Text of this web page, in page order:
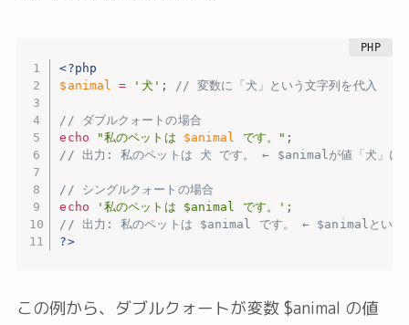
<?php
$animal
= '犬' ; // 変数に「犬」という文字列を代入
// ダブルクォートの場合
echo
"私のペットは $animal です。" ;
// 出力: 私のペットは 犬 です。 ← $animalが値「犬」に置
// シングルクォートの場合
echo
'私のペットは $animal です。' ;
// 出力: 私のペットは $animal です。 ← $animalという文
?>
この例から、ダブルクォートが変数 $animal の値